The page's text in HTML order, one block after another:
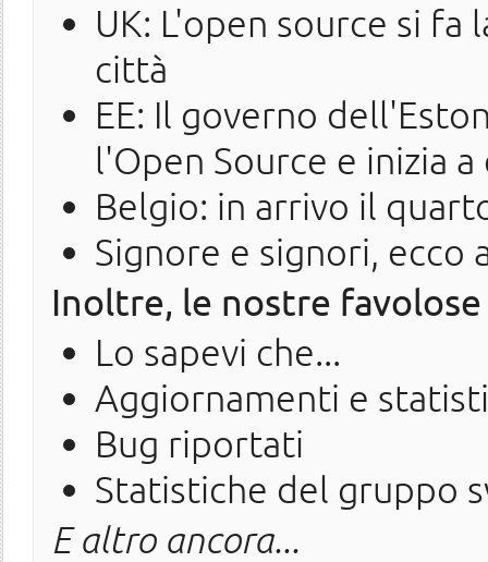
UK: L'open source si
città
EE: Il governo
l'Open Source e inizia
Belgio: in arrivo il
Signore e signori, ecco
Inoltre, le nostre
Lo sapevi che...
Aggiornamenti e
Bug riportati
Statistiche del gruppo
E altro ancora...